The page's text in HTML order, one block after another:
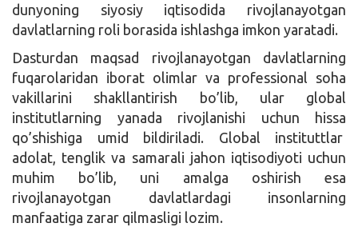
dunyoning siyosiy iqtisodida rivojlanayotgan
davlatlarning roli borasida ishlashga imkon yaratadi.
Dasturdan maqsad rivojlanayotgan davlatlarning
fuqarolaridan iborat olimlar va professional soha
vakillarini shakllantirish bo’lib, ular global
institutlarning yanada rivojlanishi uchun hissa
qo’shishiga umid bildiriladi. Global instituttlar
adolat, tenglik va samarali jahon iqtisodiyoti uchun
muhim bo’lib, uni amalga oshirish esa
rivojlanayotgan davlatlardagi insonlarning
manfaatiga zarar qilmasligi lozim.